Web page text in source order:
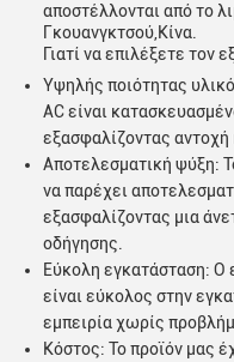
αποστέλλονται από το
Γκουανγκτσού,Κίνα.
Γιατί να επιλέξετε τον
Υψηλής ποιότητας
AC είναι
εξασφαλίζοντας αντοχή
Αποτελεσματική ψύξη:
να παρέχει
εξασφαλίζοντας μια
οδήγησης.
Εύκολη εγκατάσταση: Ο
είναι εύκολος στην
εμπειρία χωρίς
Κόστος: Το προϊόν μας